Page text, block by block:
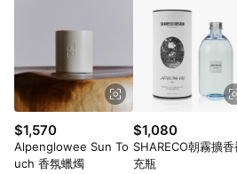
$1,570
Alpenglowee Sun To
uch 香氛蠟燭
$1,080
SHARECO朝霧擴香
充瓶